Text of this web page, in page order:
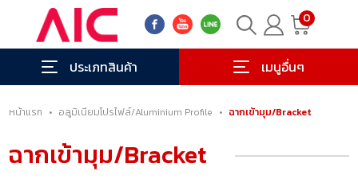
0
ประเภทสินค้า เมนูอื่นๆ
หน้าแรก • อลูมิเนียมโปรไฟล์/Aluminium Profile • ฉากเข้ามุม/Bracket
ฉากเข้ามุม/Bracket